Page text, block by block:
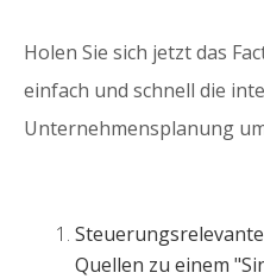
Holen Sie sich jetzt das
einfach und schnell die
Unternehmensplanung
Quellen zu einem